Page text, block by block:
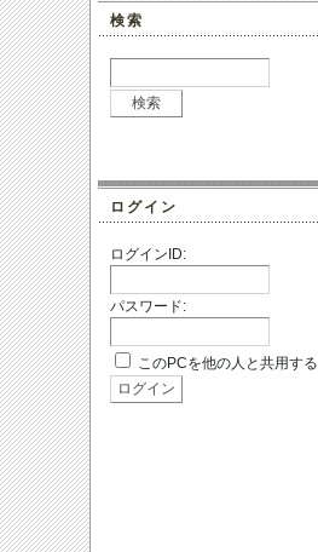
検索
ログイン
ログインID:
パスワード:
このPCを他の人と共用する